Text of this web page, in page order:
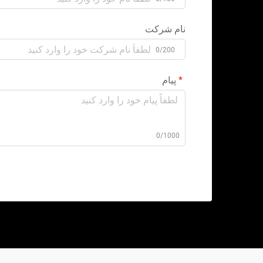
نام شرکت
0/200
پیام
0/1000